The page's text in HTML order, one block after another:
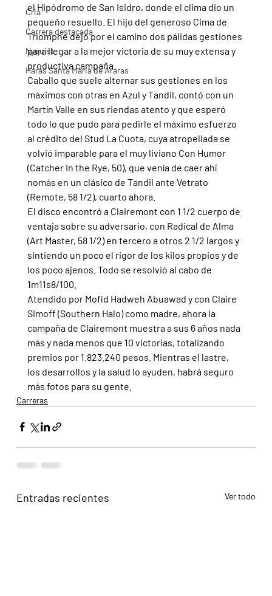
Cria
Carrera destacada
Nyquist
Haras Santa Maria de Araras
el Hipódromo de San Isidro, donde el clima dio un
pequeño resuello. El hijo del generoso Cima de
Triomphe dejó por el camino dos pálidas gestiones
para llegar a la mejor victoria de su muy extensa y
productiva campaña.
Caballo que suele alternar sus gestiones en los
máximos con otras en Azul y Tandil, contó con un
Martín Valle en sus riendas atento y que esperó
todo lo que pudo para pedirle el máximo esfuerzo
al crédito del Stud La Cuota, cuya atropellada se
volvió imparable para el muy liviano Con Humor
(Catcher In the Rye, 50), que venía de caer ahí
nomás en un clásico de Tandil ante Vetrato
(Remote, 58 1/2), cuarto ahora.
El disco encontró a Clairemont con 1 1/2 cuerpo de
ventaja sobre su adversario, con Radical de Alma
(Art Master, 58 1/2) en tercero a otros 2 1/2 largos y
sintiendo un poco el rigor de los kilos propios y de
los poco ajenos. Todo se resolvió al cabo de
1m11s8/100.
Atendido por Mofid Hadweh Abuawad y con Claire
Simoff (Southern Halo) como madre, ahora la
campaña de Clairemont muestra a sus 6 años nada
más y nada menos que 10 victorias, totalizando
premios por 1.823.240 pesos. Mientras el lastre,
los desarrollos y la salud lo ayuden, habrá seguro
más fotos para su gente.
Carreras
Entradas recientes Ver todo